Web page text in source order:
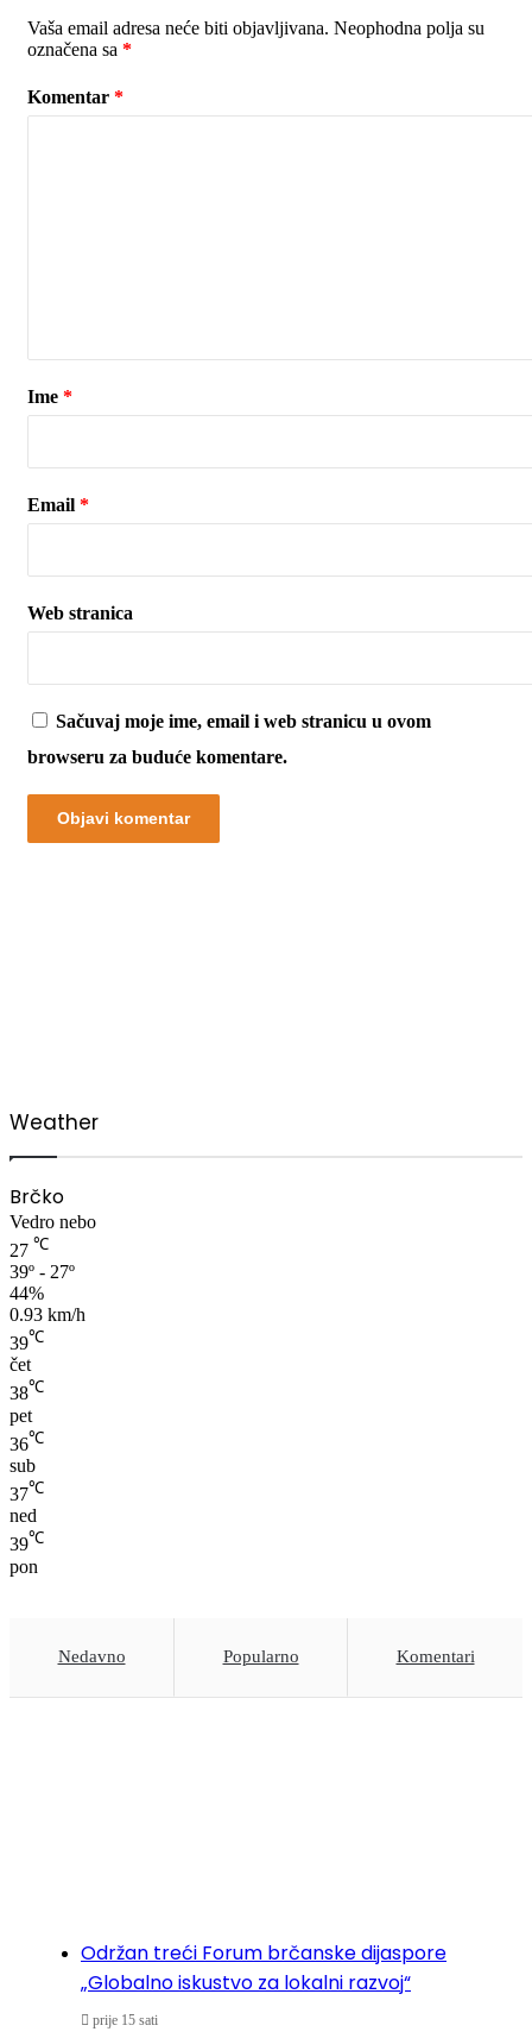
Vaša email adresa neće biti objavljivana. Neophodna polja su
označena sa *
Komentar *
Ime *
Email *
Web stranica
Sačuvaj moje ime, email i web stranicu u ovom
browseru za buduće komentare.
Weather
Brčko
Vedro nebo
27 ℃
39º - 27º
44%
0.93 km/h
39℃
čet
38℃
pet
36℃
sub
37℃
ned
39℃
pon
Nedavno Popularno Komentari
Održan treći Forum brčanske dijaspore
„Globalno iskustvo za lokalni razvoj“
prije 15 sati